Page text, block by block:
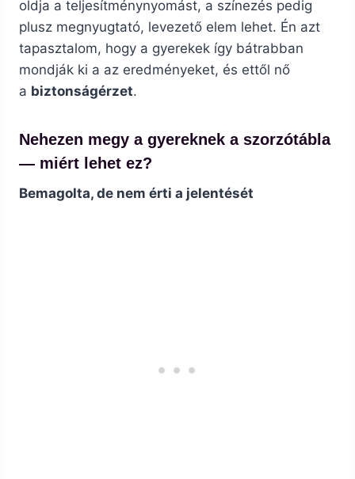
oldja a teljesítménynyomást, a színezés pedig
plusz megnyugtató, levezető elem lehet. Én azt
tapasztalom, hogy a gyerekek így bátrabban
mondják ki a az eredményeket, és ettől nő
a biztonságérzet.
Nehezen megy a gyereknek a szorzótábla
— miért lehet ez?
Bemagolta, de nem érti a jelentését